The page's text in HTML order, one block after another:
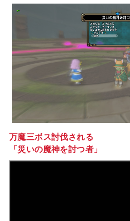
万魔三ボス討伐される
「災いの魔神を討つ者」